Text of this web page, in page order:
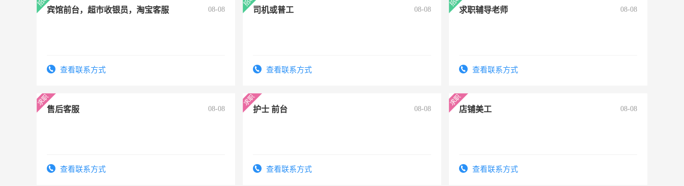
宾馆前台，超市收银员，淘宝客服 08-08
查看联系方式
司机或普工 08-08
查看联系方式
求职辅导老师 08-08
查看联系方式
售后客服 08-08
查看联系方式
护士 前台 08-08
查看联系方式
店铺美工 08-08
查看联系方式